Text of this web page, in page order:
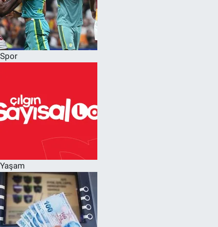
Spor
Yaşam